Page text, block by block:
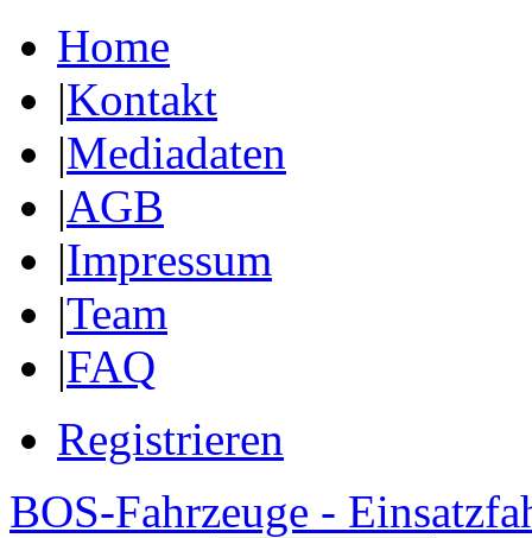
Home
|Kontakt
|Mediadaten
|AGB
|Impressum
|Team
|FAQ
Registrieren
BOS-Fahrzeuge -